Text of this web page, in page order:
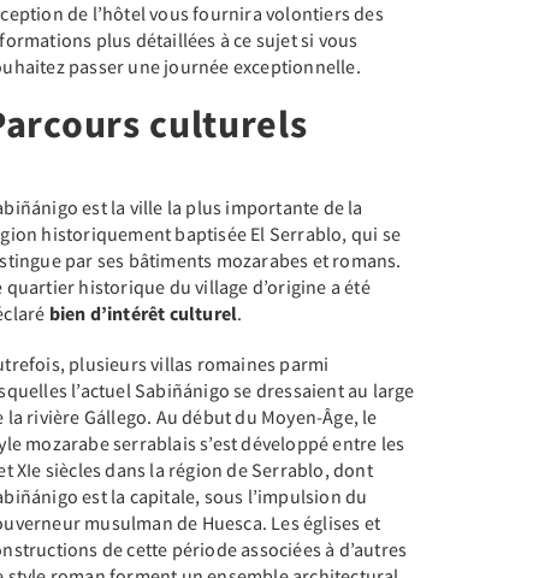
de l’hôtel vous fournira volontiers des
plus détaillées à ce sujet si vous
passer une journée exceptionnelle.
culturels
est la ville la plus importante de la
historiquement baptisée El Serrablo, qui se
par ses bâtiments mozarabes et romans.
quartier historique du village d’origine a été
bien d’intérêt culturel.
plusieurs villas romaines parmi
l’actuel Sabiñánigo se dressaient au large
la rivière Gállego. Au début du Moyen-Âge, le
mozarabe serrablais s’est développé entre les
XIe siècles dans la région de Serrablo, dont
est la capitale, sous l’impulsion du
musulman de Huesca. Les églises et
de cette période associées à d’autres